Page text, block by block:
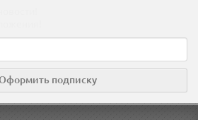
подписку